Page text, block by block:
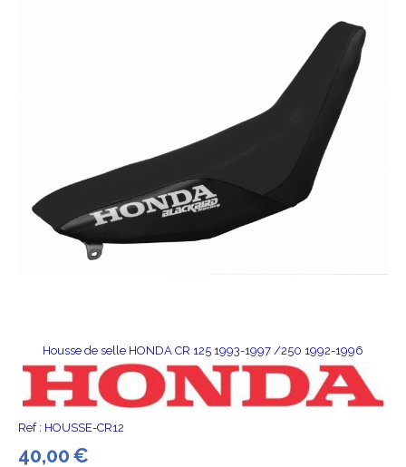
Housse de selle HONDA CR 125 1993-1997 /250 1992-1996
Ref : HOUSSE-CR12
40,00€